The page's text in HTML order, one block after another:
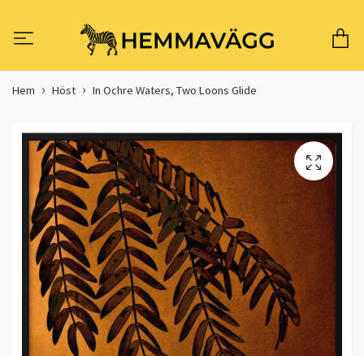
Hem Höst In Ochre Waters, Two Loons Glide